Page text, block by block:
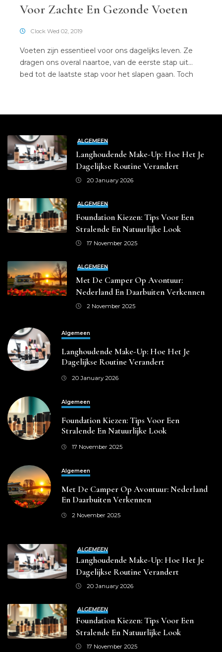
Voor Zachte En Gezonde Voeten
Clock Wed 02, 2019
Voeten zijn essentieel voor ons dagelijks leven. Ze
dragen ons overal naartoe, van de eerste stap uit
bed tot de laatste stap voor het slapen gaan. Toch
ALGEMEEN
Langhoudende Make-Up: Hoe Het Je
Dagelijkse Routine Verandert
20 January 2026
ALGEMEEN
Foundation Kiezen: Tips Voor Een
Stralende En Natuurlijke Look
17 November 2025
ALGEMEEN
Met De Camper Op Avontuur:
Nederland En Daarbuiten Verkennen
2 November 2025
Algemeen
Langhoudende Make-Up: Hoe Het Je
Dagelijkse Routine Verandert
20 January 2026
Algemeen
Foundation Kiezen: Tips Voor Een
Stralende En Natuurlijke Look
17 November 2025
Algemeen
Met De Camper Op Avontuur: Nederland
En Daarbuiten Verkennen
2 November 2025
ALGEMEEN
Langhoudende Make-Up: Hoe Het Je
Dagelijkse Routine Verandert
20 January 2026
ALGEMEEN
Foundation Kiezen: Tips Voor Een
Stralende En Natuurlijke Look
17 November 2025